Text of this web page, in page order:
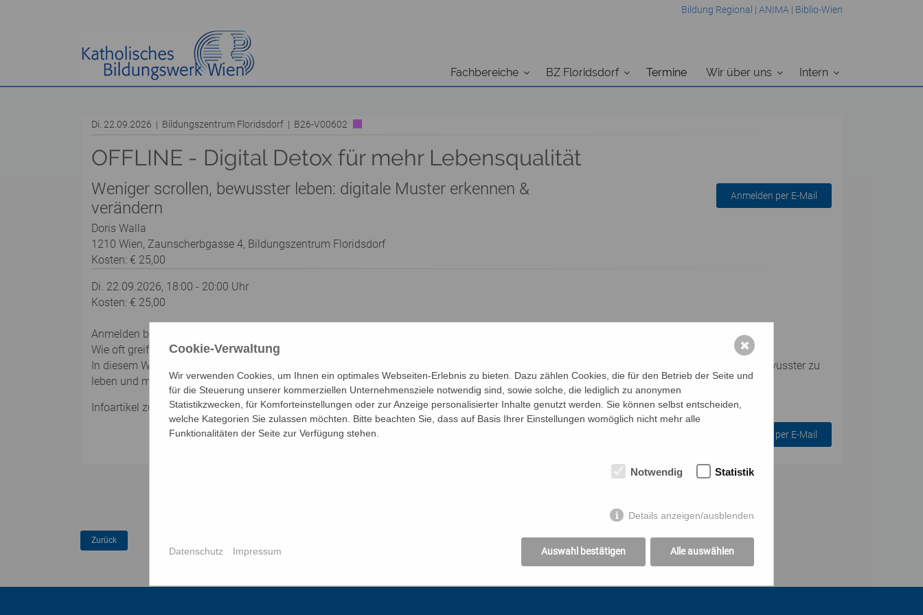
Bildung Regional | ANIMA | Biblio-Wien
Fachbereiche BZ Floridsdorf Termine Wir über uns Intern
Di. 22.09.2026 | Bildungszentrum Floridsdorf | B26-V00602
OFFLINE - Digital Detox für mehr Lebensqualität
Weniger scrollen, bewusster leben: digitale Muster erkennen &
verändern
Doris Walla
1210 Wien, Zaunscherbgasse 4, Bildungszentrum Floridsdorf
Kosten: € 25,00
Anmelden per E-Mail
Di. 22.09.2026, 18:00 - 20:00 Uhr
Kosten: € 25,00
Anmelden bei Bildungszentrum Floridsdorf,
Wie oft greifen wir automatisch zum Handy?
In diesem Workshop machen wir digitale Gewohnheiten sichtbar, erkennen Zeiträuber und entwickeln einfache, alltagstaugliche Wege, um bewusster zu
leben und mehr Zeit für sich zu gewinnen.
Infoartikel zu diesem Thema:Resilienz - gut gestärkt durch stürmische Zeiten
Anmelden per E-Mail
Cookie-Verwaltung
Wir verwenden Cookies, um Ihnen ein optimales Webseiten-Erlebnis zu bieten. Dazu zählen Cookies, die für den Betrieb der Seite und
für die Steuerung unserer kommerziellen Unternehmensziele notwendig sind, sowie solche, die lediglich zu anonymen
Statistikzwecken, für Komforteinstellungen oder zur Anzeige personalisierter Inhalte genutzt werden. Sie können selbst entscheiden,
welche Kategorien Sie zulassen möchten. Bitte beachten Sie, dass auf Basis Ihrer Einstellungen womöglich nicht mehr alle
Funktionalitäten der Seite zur Verfügung stehen.
Notwendig Statistik
Details anzeigen/ausblenden
Auswahl bestätigen Alle auswählen
Datenschutz Impressum
✖